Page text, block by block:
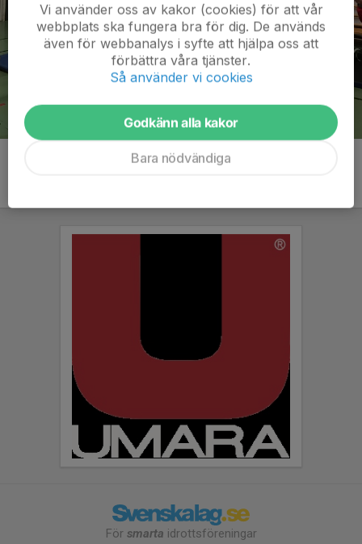
För smarta idrottsföreningar
Vi använder oss av kakor (cookies) för att vår
webbplats ska fungera bra för dig. De används
även för webbanalys i syfte att hjälpa oss att
förbättra våra tjänster.
Så använder vi cookies
Godkänn alla kakor
Bara nödvändiga